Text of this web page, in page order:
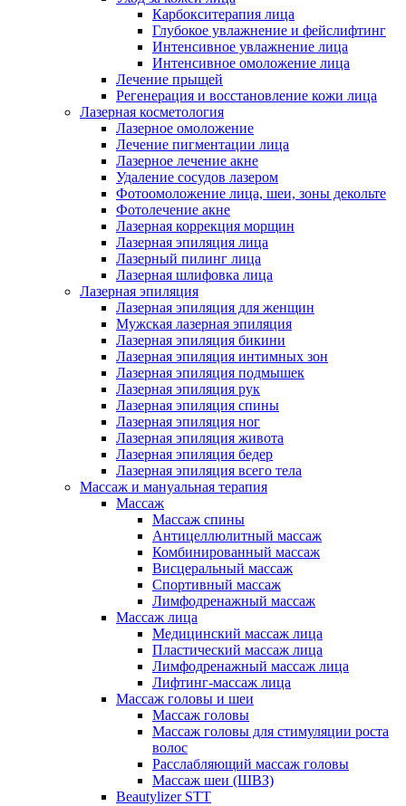
Карбокситерапия лица
Глубокое увлажнение и фейслифтинг
Интенсивное увлажнение лица
Интенсивное омоложение лица
Лечение прыщей
Регенерация и восстановление кожи лица
Лазерная косметология
Лазерное омоложение
Лечение пигментации лица
Лазерное лечение акне
Удаление сосудов лазером
Фотоомоложение лица, шеи, зоны декольте
Фотолечение акне
Лазерная коррекция морщин
Лазерная эпиляция лица
Лазерный пилинг лица
Лазерная шлифовка лица
Лазерная эпиляция
Лазерная эпиляция для женщин
Мужская лазерная эпиляция
Лазерная эпиляция бикини
Лазерная эпиляция интимных зон
Лазерная эпиляция подмышек
Лазерная эпиляция рук
Лазерная эпиляция спины
Лазерная эпиляция ног
Лазерная эпиляция живота
Лазерная эпиляция бедер
Лазерная эпиляция всего тела
Массаж и мануальная терапия
Массаж
Массаж спины
Антицеллюлитный массаж
Комбинированный массаж
Висцеральный массаж
Спортивный массаж
Лимфодренажный массаж
Массаж лица
Медицинский массаж лица
Пластический массаж лица
Лимфодренажный массаж лица
Лифтинг-массаж лица
Массаж головы и шеи
Массаж головы
Массаж головы для стимуляции роста
волос
Расслабляющий массаж головы
Массаж шеи (ШВЗ)
Beautylizer STT